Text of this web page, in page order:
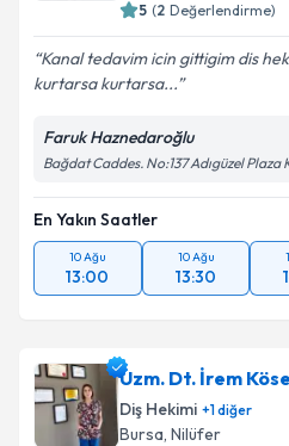
5 (2 Değerlendirme)
Kanal tedavim icin gittigim dis
kurtarsa kurtarsa...
Faruk Haznedaroğlu
Bağdat Caddes. No:137 Adıgüzel Plaza
En Yakın Saatler
10 Ağu
13:00
10 Ağu
13:30
Uzm. Dt. İrem
Diş Hekimi +1diğer
Bursa, Nilüfer